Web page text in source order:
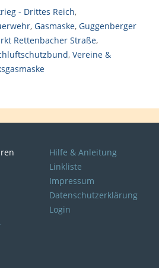
- Drittes Reich,
, Gasmaske, Guggenberger
Rettenbacher Straße,
, Vereine &
Hilfe & Anleitung
Linkliste
Impressum
Datenschutzerklärung
Login